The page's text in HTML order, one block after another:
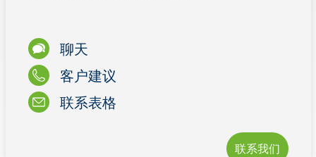
聊天
客户建议
联系表格
联系我们